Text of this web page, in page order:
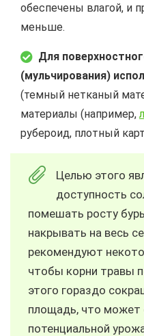
обеспечены влагой, и
меньше.
Для
(мульчирования)
(темный нетканый
материалы (например,
рубероид, плотный
Целью этого
доступность
помешать росту
накрывать на весь
рекомендуют
чтобы корни травы
этого гораздо
площадь, что может
потенциальной